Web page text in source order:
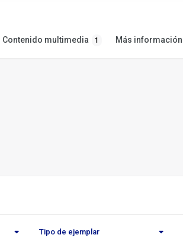
Contenido multimedia 1 Más información
Tipo de ejemplar